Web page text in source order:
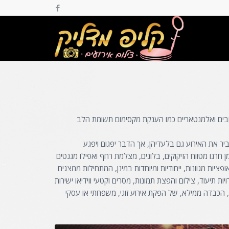
ואלמנטאריים כמו הענקת מקסימום תשומת הלב
את האירוע גם בלעדיהן, אך הדבר יפגום ויפגע
מטווח הזיקוקים, בלונים, מצלמת רחף ואפילו מגנטים
מגוונות, ייחודיות ומיוחדות במינן, המתחילות ממצגים
צילום והפצת תמונות, מסרים וקטעי ווידיאו ישירות
הכבדה ממילא, של הפקת אירוע זוגי, משפחתי או עסקי